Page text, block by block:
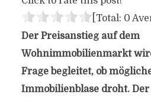
[Total: 0
Der Preisanstieg auf dem
Wohnimmobilienmarkt
Frage begleitet, ob
Immobilienblase droht.